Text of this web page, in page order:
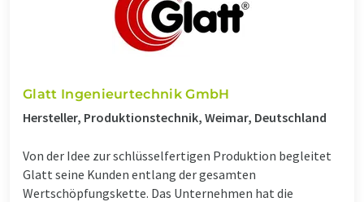
Glatt Ingenieurtechnik GmbH
Hersteller, Produktionstechnik, Weimar, Deutschland
Von der Idee zur schlüsselfertigen Produktion begleitet
Glatt seine Kunden entlang der gesamten
Wertschöpfungskette. Das Unternehmen hat die